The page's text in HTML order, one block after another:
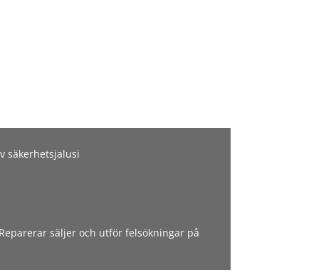
säkerhetsjalusi
säljer och utför felsökningar på